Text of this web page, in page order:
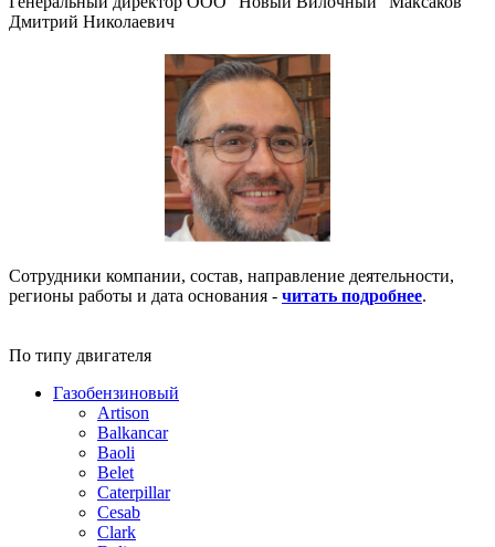
Дмитрий Николаевич
Сотрудники компании, состав, направление деятельности,
регионы работы и дата основания - читать подробнее.
По типу двигателя
Газобензиновый
Artison
Balkancar
Baoli
Belet
Caterpillar
Cesab
Clark